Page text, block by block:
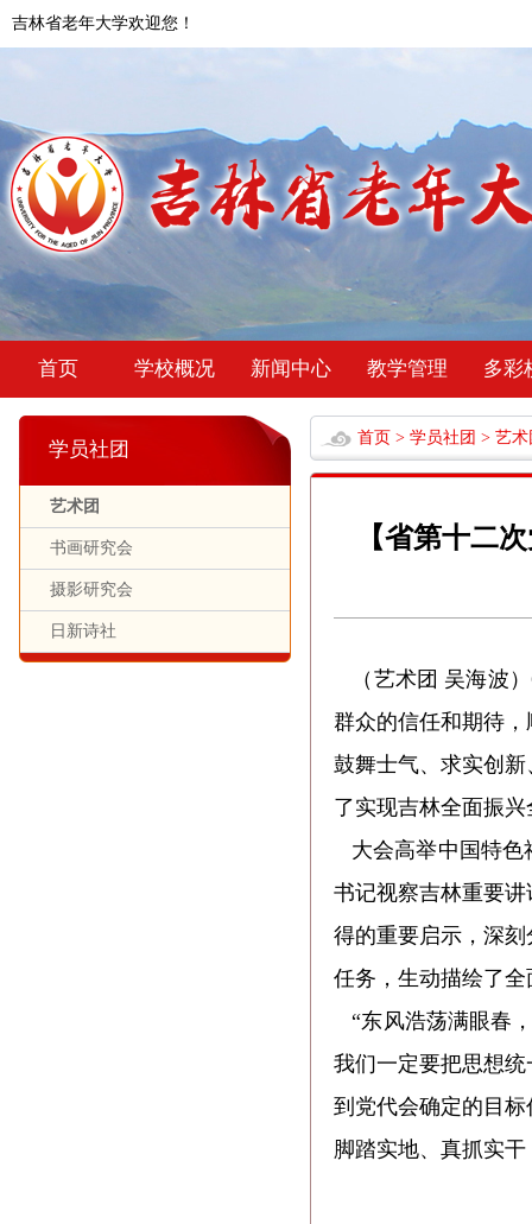
吉林省老年大学欢迎您！
首页 学校概况 新闻中心 教学管理 多彩
学员社团
艺术团
书画研究会
摄影研究会
日新诗社
首页 > 学员社团 > 艺术
【省第十二
（艺术团 吴海波
群众的信任和期待
鼓舞士气、求实创
了实现吉林全面振
大会高举中国特色
书记视察吉林重要
得的重要启示，深
任务，生动描绘了
“东风浩荡满眼春
我们一定要把思想
到党代会确定的目
脚踏实地、真抓实